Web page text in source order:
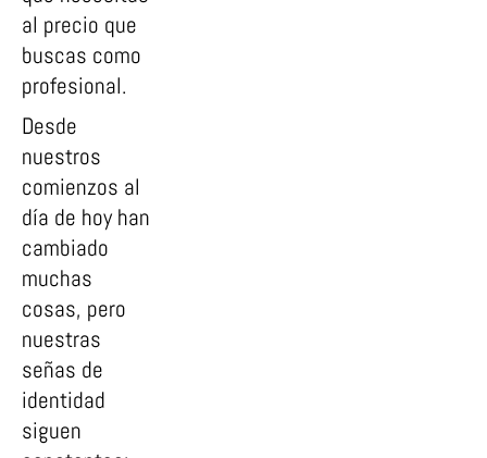
al precio que
buscas como
profesional.
Desde
nuestros
comienzos al
día de hoy han
cambiado
muchas
cosas, pero
nuestras
señas de
identidad
siguen